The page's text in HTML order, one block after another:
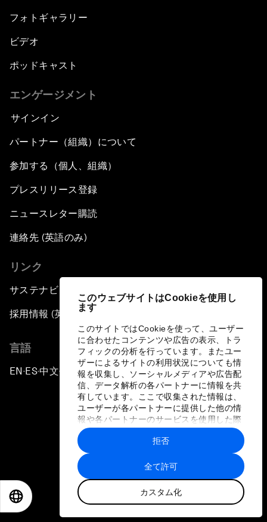
このウェブサイトはCookieを使用し
ます
このサイトではCookieを使って、ユーザー
に合わせたコンテンツや広告の表示、トラ
フィックの分析を行っています。またユー
ザーによるサイトの利用状況についても情
報を収集し、ソーシャルメディアや広告配
信、データ解析の各パートナーに情報を共
有しています。ここで収集された情報は、
ユーザーが各パートナーに提供した他の情
報や各パートナーのサービスを使用した際
に収集された情報と組み合わされ、各パー
トナーによって使用されることがありま
す。
全て許可
カスタム化
拒否
フォトギャラリー
ビデオ
ポッドキャスト
エンゲージメント
サインイン
パートナー（組織）について
参加する（個人、組織）
プレスリリース登録
ニュースレター購読
連絡先 (英語のみ)
リンク
サステナビリティへの取り組み
採用情報 (英語のみ)
言語
EN ▪ES▪中文▪ 日本語
プライバシーポリシーと利用規約
サイトマップ
©
世界経済フォーラム